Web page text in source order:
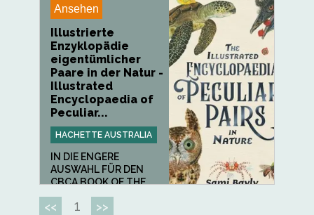
Ansehen
Illustrierte
Enzyklopädie
eigentümlicher
Paare in der Natur -
Illustrated
Encyclopaedia of
Peculiar...
HACHETTE AUSTRALIA
IN DIE ENGERE
AUSWAHL FÜR DEN
CBCA BOOK OF THE...
<< 1 >>